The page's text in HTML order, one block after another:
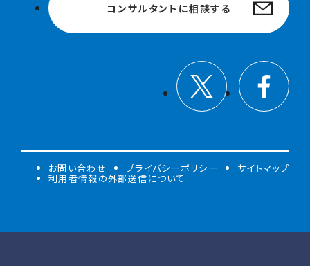
コンサルタントに相談する
お問い合わせ プライバシーポリシー サイトマップ
利用者情報の外部送信について